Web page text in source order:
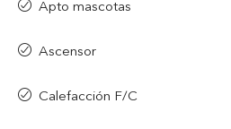
Apto mascotas
Ascensor
Calefacción F/C